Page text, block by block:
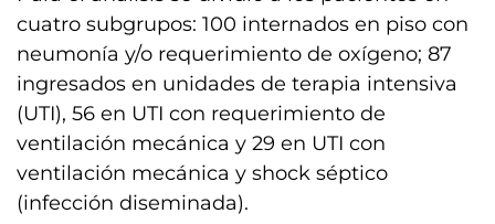
cuatro subgrupos: 100 internados en piso con
neumonía y/o requerimiento de oxígeno; 87
ingresados en unidades de terapia intensiva
(UTI), 56 en UTI con requerimiento de
ventilación mecánica y 29 en UTI con
ventilación mecánica y shock séptico
(infección diseminada).